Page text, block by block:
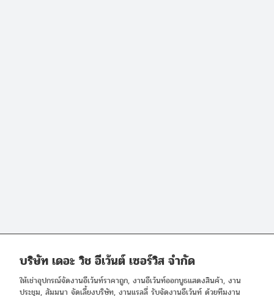
บริษัท เดอะ วิช อีเว้นต์ เซอร์วิส จำกัด
ให้เช่าอุปกรณ์จัดงานอีเว้นท์ราคาถูก, งานอีเว้นท์ออกบูธแสดงสินค้า, งาน
ประชุม, สัมมนา จัดเลี้ยงบริษัท, งานแรลลี่ รับจัดงานอีเว้นท์ ด้วยทีมงาน